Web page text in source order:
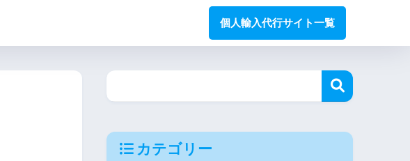
個人輸入代行サイト一覧
カテゴリー